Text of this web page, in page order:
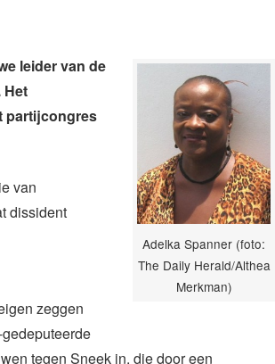
Adelka Spanner (foto:
The Daily Herald/Althea
Merkman)
leider van de
Het
partijcongres
van
dissident
zeggen
tegen Sneek in, die door een